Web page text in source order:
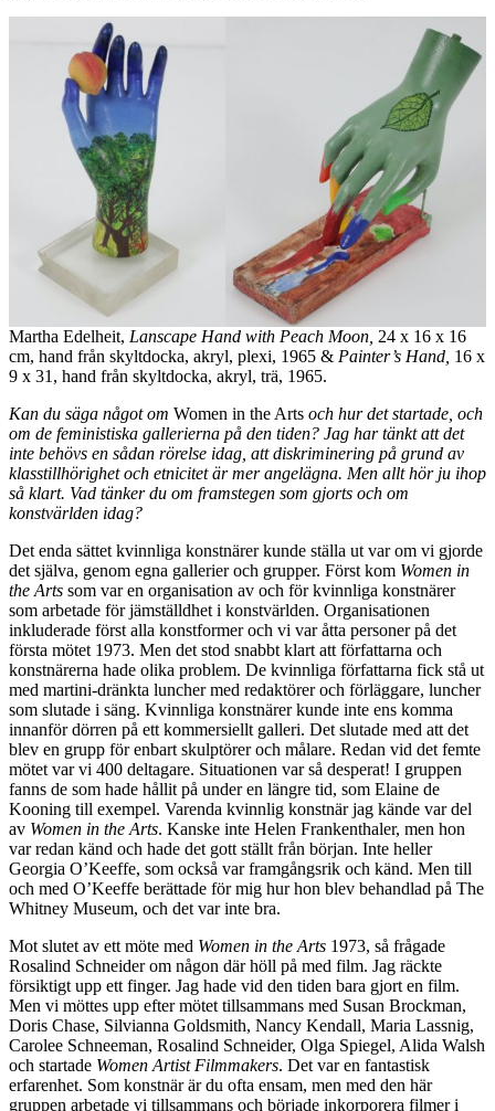
Martha Edelheit, Lanscape Hand with Peach Moon, 24 x 16 x 16
cm, hand från skyltdocka, akryl, plexi, 1965 & Painter’s Hand, 16 x
9 x 31, hand från skyltdocka, akryl, trä, 1965.
Kan du säga något om Women in the Arts och hur det startade, och
om de feministiska gallerierna på den tiden? Jag har tänkt att det
inte behövs en sådan rörelse idag, att diskriminering på grund av
klasstillhörighet och etnicitet är mer angelägna. Men allt hör ju ihop
så klart. Vad tänker du om framstegen som gjorts och om
konstvärlden idag?
Det enda sättet kvinnliga konstnärer kunde ställa ut var om vi gjorde
det själva, genom egna gallerier och grupper. Först kom Women in
the Arts som var en organisation av och för kvinnliga konstnärer
som arbetade för jämställdhet i konstvärlden. Organisationen
inkluderade först alla konstformer och vi var åtta personer på det
första mötet 1973. Men det stod snabbt klart att författarna och
konstnärerna hade olika problem. De kvinnliga författarna fick stå ut
med martini-dränkta luncher med redaktörer och förläggare, luncher
som slutade i säng. Kvinnliga konstnärer kunde inte ens komma
innanför dörren på ett kommersiellt galleri. Det slutade med att det
blev en grupp för enbart skulptörer och målare. Redan vid det femte
mötet var vi 400 deltagare. Situationen var så desperat! I gruppen
fanns de som hade hållit på under en längre tid, som Elaine de
Kooning till exempel. Varenda kvinnlig konstnär jag kände var del
av Women in the Arts. Kanske inte Helen Frankenthaler, men hon
var redan känd och hade det gott ställt från början. Inte heller
Georgia O’Keeffe, som också var framgångsrik och känd. Men till
och med O’Keeffe berättade för mig hur hon blev behandlad på The
Whitney Museum, och det var inte bra.
Mot slutet av ett möte med Women in the Arts 1973, så frågade
Rosalind Schneider om någon där höll på med film. Jag räckte
försiktigt upp ett finger. Jag hade vid den tiden bara gjort en film.
Men vi möttes upp efter mötet tillsammans med Susan Brockman,
Doris Chase, Silvianna Goldsmith, Nancy Kendall, Maria Lassnig,
Carolee Schneeman, Rosalind Schneider, Olga Spiegel, Alida Walsh
och startade Women Artist Filmmakers. Det var en fantastisk
erfarenhet. Som konstnär är du ofta ensam, men med den här
gruppen arbetade vi tillsammans och började inkorporera filmer i